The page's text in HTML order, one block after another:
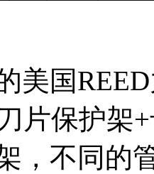
美国
片保护架
，不同的